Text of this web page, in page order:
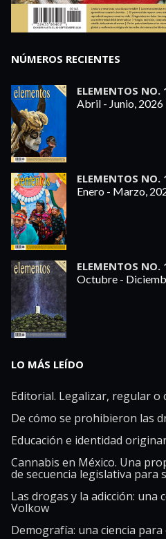
NÚMEROS RECIENTES
ELEMENTOS NO.
Abril - Junio, 2026
ELEMENTOS NO.
Enero - Marzo,
ELEMENTOS NO.
Octubre -
LO MÁS LEÍDO
Editorial. Legalizar, regular o
De cómo se prohibieron las
Educación e identidad
Cannabis en México. Una
de secuencia legislativa para
Las drogas y la adicción: una
Volkow
Demografía: una ciencia